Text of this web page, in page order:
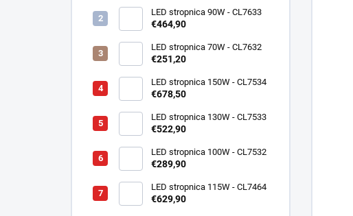
LED stropnica 90W - CL7633
€464,90
LED stropnica 70W - CL7632
€251,20
LED stropnica 150W - CL7534
€678,50
LED stropnica 130W - CL7533
€522,90
LED stropnica 100W - CL7532
€289,90
LED stropnica 115W - CL7464
€629,90